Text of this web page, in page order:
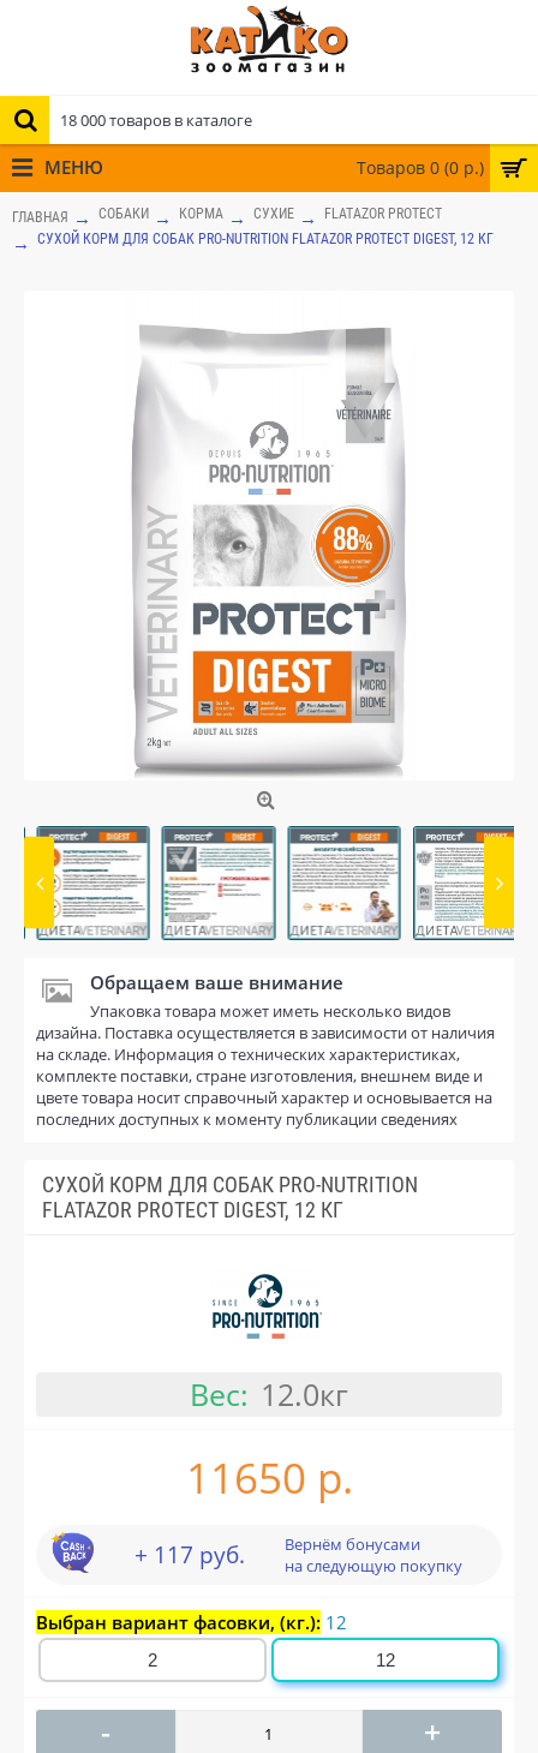
Товаров 0 (0 р.)
МЕНЮ
ГЛАВНАЯ СОБАКИ КОРМА СУХИЕ
FLATAZOR PROTECT
СУХОЙ КОРМ ДЛЯ СОБАК PRO-NUTRITION FLATAZOR PROTECT DIGEST, 12 КГ
Обращаем ваше внимание
Упаковка товара может иметь несколько видов
дизайна. Поставка осуществляется в зависимости от наличия
на складе. Информация о технических характеристиках,
комплекте поставки, стране изготовления, внешнем виде и
цвете товара носит справочный характер и основывается на
последних доступных к моменту публикации сведениях
СУХОЙ КОРМ ДЛЯ СОБАК PRO-NUTRITION
FLATAZOR PROTECT DIGEST, 12 КГ
Вес: 12.0кг
11650 р.
+ 117 руб.
Вернём бонусами
на следующую покупку
Выбран вариант фасовки, (кг.): 12
2 12
- +